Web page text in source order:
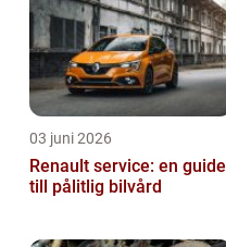
03 juni 2026
Renault service: en guide
till pålitlig bilvård